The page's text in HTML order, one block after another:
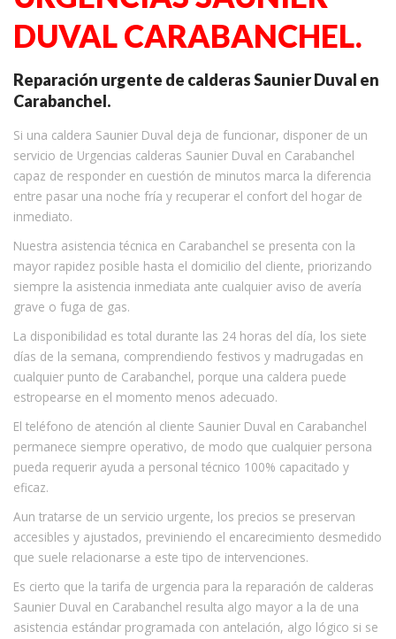
DUVAL CARABANCHEL.
Reparación urgente de calderas Saunier Duval en
Carabanchel.
Si una caldera Saunier Duval deja de funcionar, disponer de un
servicio de Urgencias calderas Saunier Duval en Carabanchel
capaz de responder en cuestión de minutos marca la diferencia
entre pasar una noche fría y recuperar el confort del hogar de
inmediato.
Nuestra asistencia técnica en Carabanchel se presenta con la
mayor rapidez posible hasta el domicilio del cliente, priorizando
siempre la asistencia inmediata ante cualquier aviso de avería
grave o fuga de gas.
La disponibilidad es total durante las 24 horas del día, los siete
días de la semana, comprendiendo festivos y madrugadas en
cualquier punto de Carabanchel, porque una caldera puede
estropearse en el momento menos adecuado.
El teléfono de atención al cliente Saunier Duval en Carabanchel
permanece siempre operativo, de modo que cualquier persona
pueda requerir ayuda a personal técnico 100% capacitado y
eficaz.
Aun tratarse de un servicio urgente, los precios se preservan
accesibles y ajustados, previniendo el encarecimiento desmedido
que suele relacionarse a este tipo de intervenciones.
Es cierto que la tarifa de urgencia para la reparación de calderas
Saunier Duval en Carabanchel resulta algo mayor a la de una
asistencia estándar programada con antelación, algo lógico si se